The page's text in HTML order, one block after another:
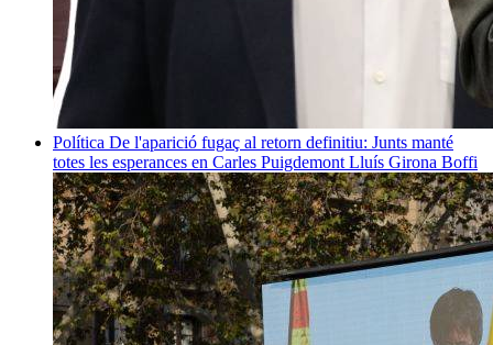
Política De l'aparició fugaç al retorn definitiu: Junts manté
totes les esperances en Carles Puigdemont Lluís Girona Boffi